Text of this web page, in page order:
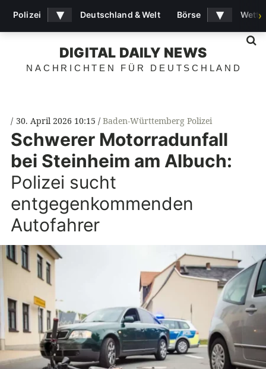
DIGITAL DAILY NEWS
NACHRICHTEN FÜR DEUTSCHLAND
30. April 2026 10:15 Baden-Württemberg Polizei
Schwerer Motorradunfall
bei Steinheim am Albuch:
Polizei sucht
entgegenkommenden
Autofahrer
Polizei ▾ Deutschland & Welt Börse ▾ ›